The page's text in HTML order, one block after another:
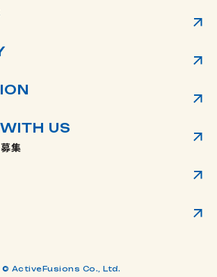
US
集
© ActiveFusions Co., Ltd.